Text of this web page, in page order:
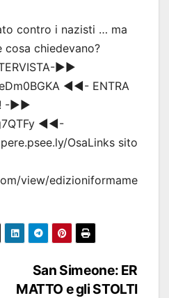
contro i nazisti … ma
cosa chiedevano?
▶▶
◀◀- ENTRA
-▶▶
◀◀-
OsaLinks sito
view/edizioniformame
San Simeone: ER
MATTO e gli STOLTI